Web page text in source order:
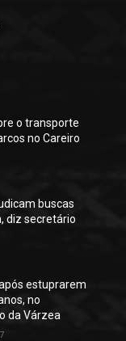
o transporte
no Careiro
buscas
diz secretário
estuprarem
no
da Várzea